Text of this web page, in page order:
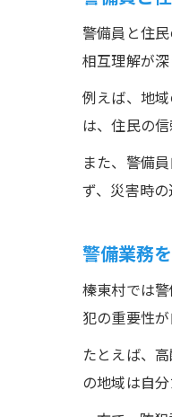
警備員と住
相互理解が
例えば、地
は、住民の
また、警備
ず、災害時
警備業務
榛東村では
犯の重要性が
たとえば、
の地域は自